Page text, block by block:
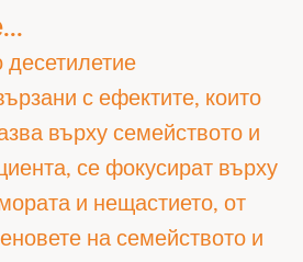
с ефектите, които
върху семейството и
се фокусират върху
и нещастието, от
на семейството и